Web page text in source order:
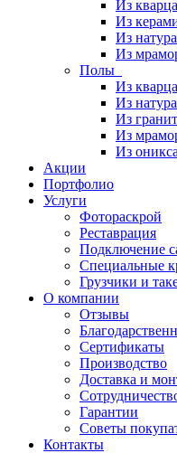
Из кварца
Из
Из
Из
Полы
Из кварца
Из
Из
Из
Из оникса
Акции
Портфолио
Услуги
Фотораскрой
Реставрация
Подключение
Специальные
Грузчики и
О компании
Отзывы
Сертификаты
Производство
Доставка и
Гарантии
Советы
Контакты